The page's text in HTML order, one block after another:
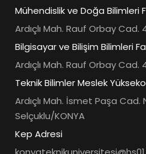
Mühendislik ve Doğa Bilimleri
Ardıçlı Mah. Rauf Orbay Cad.
Bilgisayar ve Bilişim Bilimleri
Ardıçlı Mah. Rauf Orbay Cad.
Teknik Bilimler Meslek
Ardıçlı Mah. İsmet Paşa Cad.
Selçuklu/KONYA
Kep Adresi